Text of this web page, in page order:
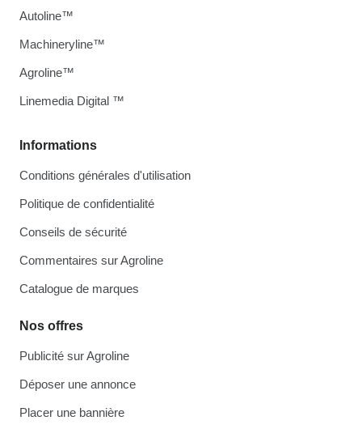
Informations
Conditions générales d'utilisation
Politique de confidentialité
Conseils de sécurité
Commentaires sur Agroline
Catalogue de marques
Nos offres
Publicité sur Agroline
Déposer une annonce
Placer une bannière
Autoline™
Machineryline™
Agroline™
Linemedia Digital ™